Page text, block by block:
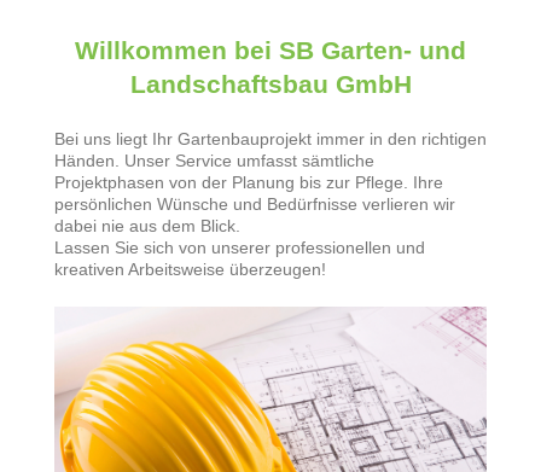
Willkommen bei SB Garten- und
Landschaftsbau GmbH
Bei uns liegt Ihr Gartenbauprojekt immer in den richtigen
Händen. Unser Service umfasst sämtliche
Projektphasen von der Planung bis zur Pflege. Ihre
persönlichen Wünsche und Bedürfnisse verlieren wir
dabei nie aus dem Blick.
Lassen Sie sich von unserer professionellen und
kreativen Arbeitsweise überzeugen!